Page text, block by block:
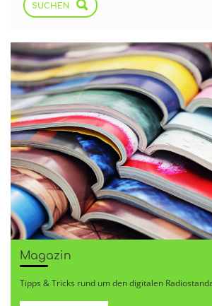
SUCHEN
Magazin
Tipps & Tricks rund um den digitalen